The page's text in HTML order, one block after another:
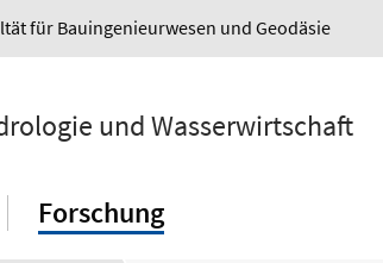
für Bauingenieurwesen und Geodäsie
und Wasserwirtschaft
Forschung